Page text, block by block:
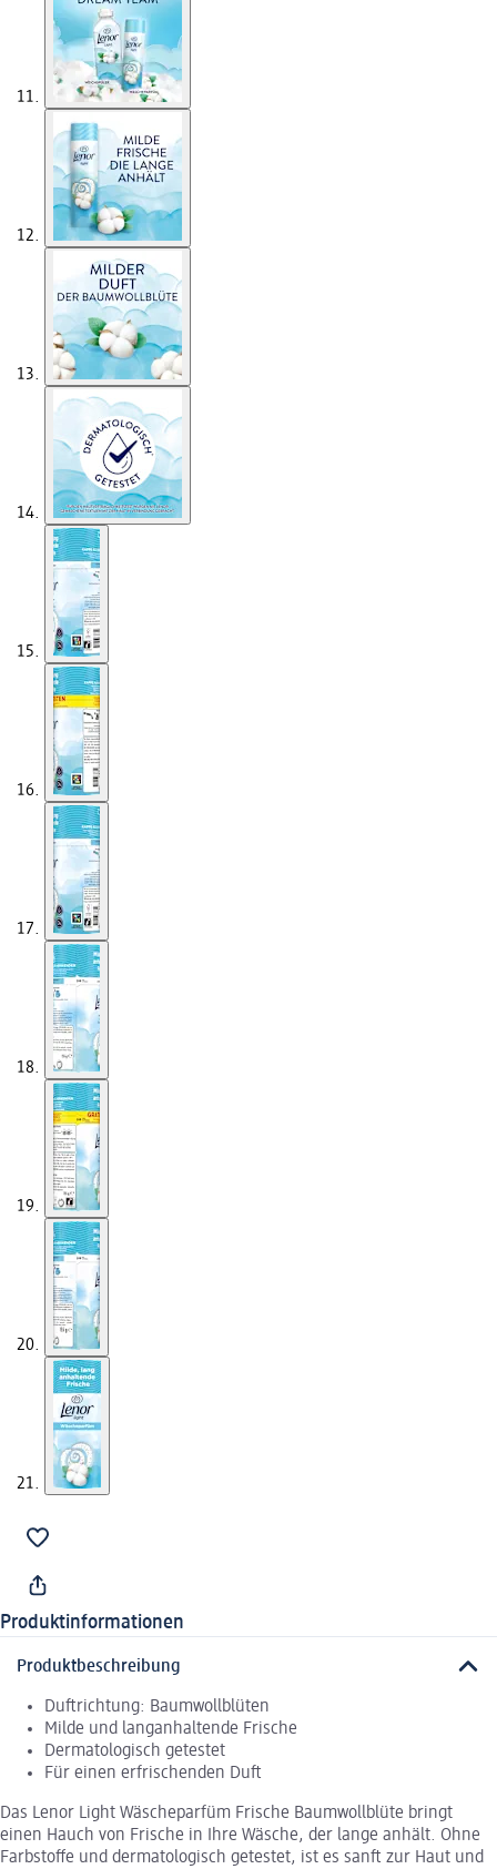
Produktinformationen
Produktbeschreibung
Duftrichtung: Baumwollblüten
Milde und langanhaltende Frische
Dermatologisch getestet
Für einen erfrischenden Duft
Das Lenor Light Wäscheparfüm Frische Baumwollblüte bringt
einen Hauch von Frische in Ihre Wäsche, der lange anhält. Ohne
Farbstoffe und dermatologisch getestet, ist es sanft zur Haut und